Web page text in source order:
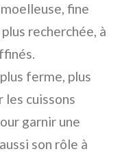
fine
recherchée, à
ferme, plus
les cuissons
garnir une
son rôle à